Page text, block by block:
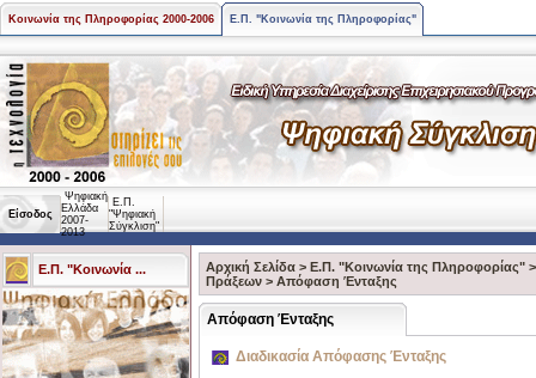
Κοινωνία της Πληροφορίας 2000-2006 Ε.Π. "Κοινωνία της Πληροφορίας"
Είσοδος
Ψηφιακή
Ελλάδα
2007-
2013
Ε.Π.
"Ψηφιακή
Σύγκλιση"
Ε.Π. "Κοινωνία ... Αρχική Σελίδα > Ε.Π. "Κοινωνία της Πληροφορίας"
Πράξεων > Απόφαση Ένταξης
Απόφαση Ένταξης
Διαδικασία Απόφασης Ένταξης